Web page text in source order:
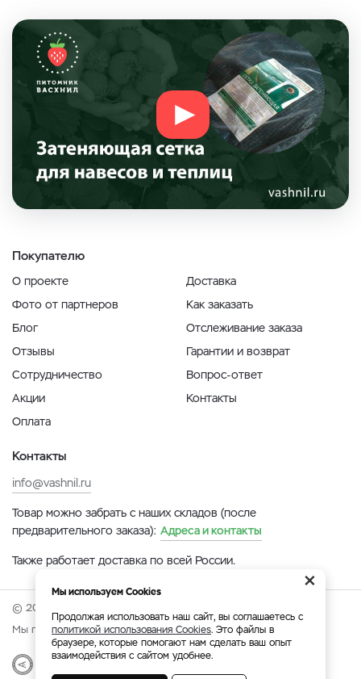
Покупателю
О проекте
Фото от партнеров
Блог
Отзывы
Сотрудничество
Акции
Оплата
Доставка
Как заказать
Отслеживание заказа
Гарантии и возврат
Вопрос-ответ
Контакты
Контакты
info@vashnil.ru
Товар можно забрать с наших складов (после
предварительного заказа): Адреса и контакты
Также работает доставка по всей России.
© 2026 Онлайн-ярмарка ВАСХНиЛ.
Мы принимаем:
Разработка Веб-аналитика
×
Мы используем Cookies
Продолжая использовать наш сайт, вы соглашаетесь с
политикой использования Cookies. Это файлы в
браузере, которые помогают нам сделать ваш опыт
взаимодействия с сайтом удобнее.